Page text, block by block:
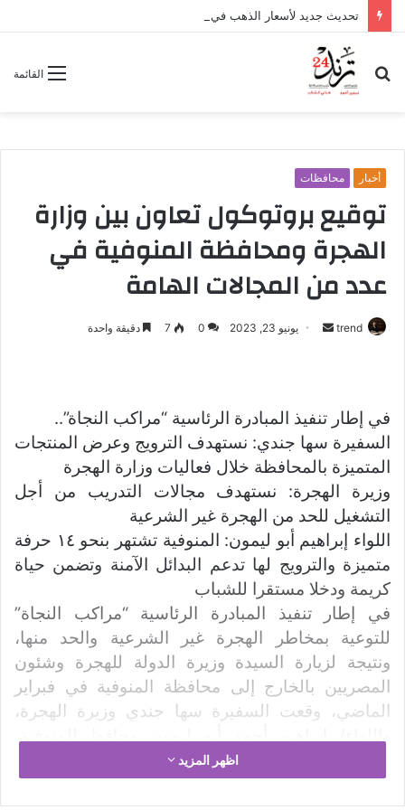
القائمة
بحث
عن
أخبار محافظات
توقيع بروتوكول تعاون بين وزارة
الهجرة ومحافظة المنوفية في
عدد من المجالات الهامة
trend
ب
ي
ا
إ
ل
ك
ت
ي
يونيو 23, 2023 0
7 دقيقة واحدة
في إطار تنفيذ المبادرة الرئاسية “مراكب النجاة”..
السفيرة سها جندي: نستهدف الترويج وعرض المنتجات
المتميزة بالمحافظة خلال فعاليات وزارة الهجرة
وزيرة الهجرة: نستهدف مجالات التدريب من أجل
التشغيل للحد من الهجرة غير الشرعية
اللواء إبراهيم أبو ليمون: المنوفية تشتهر بنحو ١٤ حرفة
متميزة والترويج لها تدعم البدائل الآمنة وتضمن حياة
كريمة ودخلا مستقرا للشباب
في إطار تنفيذ المبادرة الرئاسية “مراكب النجاة”
للتوعية بمخاطر الهجرة غير الشرعية والحد منها،
ونتيجة لزيارة السيدة وزيرة الدولة للهجرة وشئون
المصريين بالخارج إلى محافظة المنوفية في فبراير
الماضي، وقعت السفيرة سها جندي وزيرة الهجرة،
بروتوكول تعاون بين وزارة الهجرة ومحافظة المنوفية،
يتضمن التعاون في العديد من المجالات منها مجال
اظهر المزيد